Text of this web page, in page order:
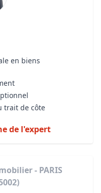
en biens
trait de côte
de l'expert
- PARIS